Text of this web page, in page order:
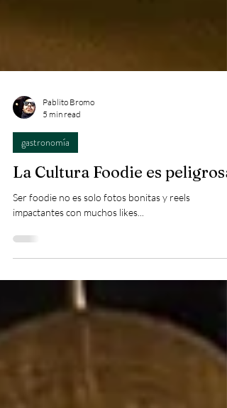
Pablito Bromo
5 min read
gastronomía
La Cultura Foodie es peligrosa
impactantes con muchos likes...